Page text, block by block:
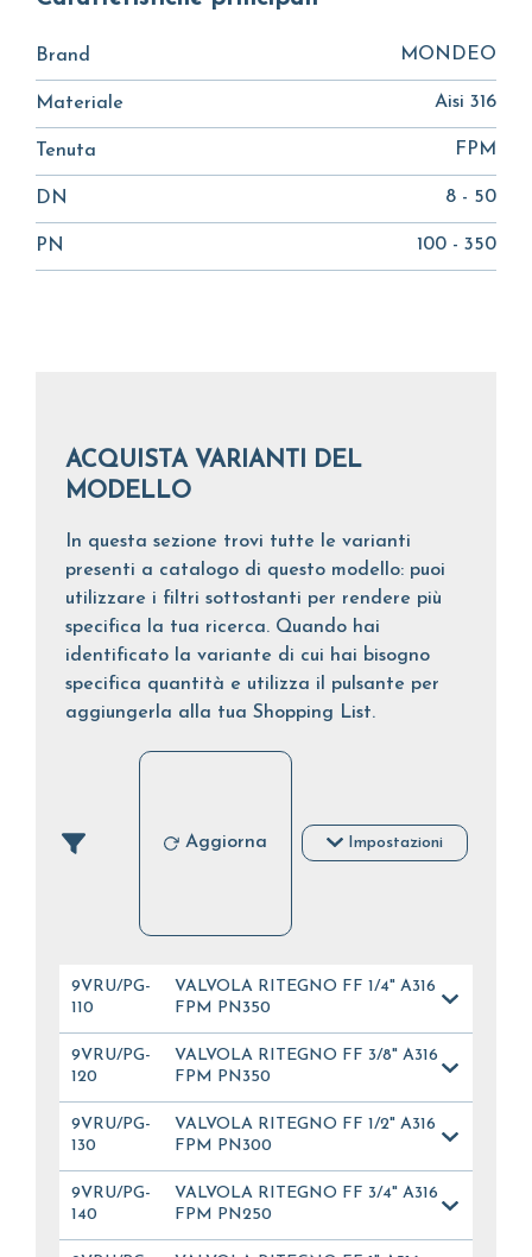
Brand MONDEO
Materiale Aisi 316
Tenuta FPM
DN 8 - 50
PN 100 - 350
ACQUISTA VARIANTI DEL
MODELLO
In questa sezione trovi tutte le varianti
presenti a catalogo di questo modello: puoi
utilizzare i filtri sottostanti per rendere più
specifica la tua ricerca. Quando hai
identificato la variante di cui hai bisogno
specifica quantità e utilizza il pulsante per
aggiungerla alla tua Shopping List.
Aggiorna Impostazioni
9VRU/PG-
110
VALVOLA RITEGNO FF 1/4" A316
FPM PN350
9VRU/PG-
120
VALVOLA RITEGNO FF 3/8" A316
FPM PN350
9VRU/PG-
130
VALVOLA RITEGNO FF 1/2" A316
FPM PN300
9VRU/PG-
140
VALVOLA RITEGNO FF 3/4" A316
FPM PN250